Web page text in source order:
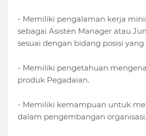
- Memiliki pengalaman kerja
sebagai Asisten Manager atau
sesuai dengan bidang posisi
- Memiliki pengetahuan
produk Pegadaian.
- Memiliki kemampuan untuk
dalam pengembangan organisasi.